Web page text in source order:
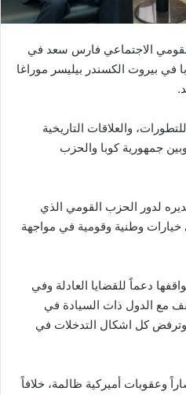
الاجتماعي فارس سعد في
في بيروت الكسندر بيليسر موراغا
والعلاقات التاريخية
جمهورية كوبا والحزب
لدور الحزب القومي الذي
وطنية وقومية في مواجهة
دعماً للقضايا العادلة وفي
مع الدول ذات السيادة في
وترفض كل اشكال التدخلات في
وعقوبات أميركية ظالمة، خلافاً